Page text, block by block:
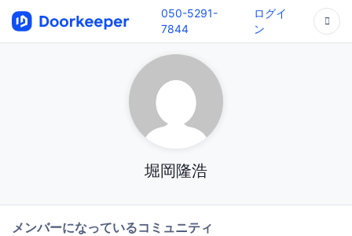
050-5291-
7844
ログイ
ン
堀岡隆浩
メンバーになっているコミュニティ